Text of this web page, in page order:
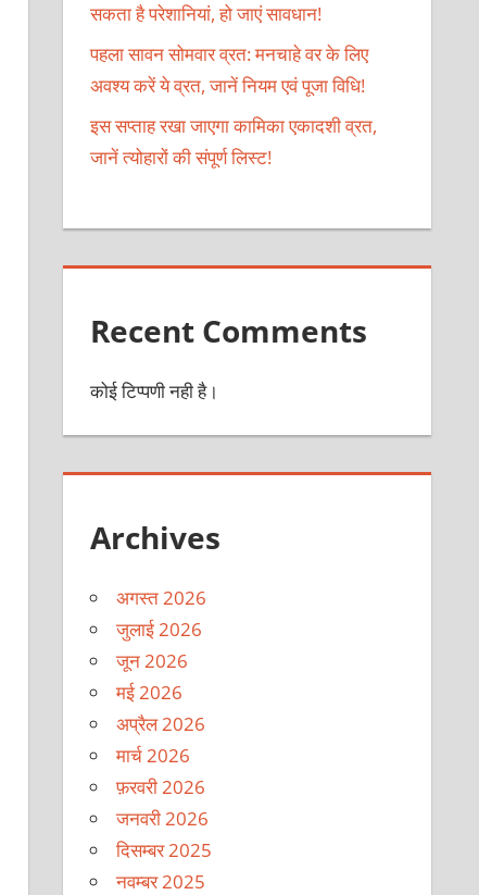
सकता है परेशानियां, हो जाएं सावधान!
पहला सावन सोमवार व्रत: मनचाहे वर के लिए
अवश्य करें ये व्रत, जानें नियम एवं पूजा विधि!
इस सप्ताह रखा जाएगा कामिका एकादशी व्रत,
जानें त्योहारों की संपूर्ण लिस्ट!
Recent Comments
कोई टिप्पणी नही है।
Archives
अगस्त 2026
जुलाई 2026
जून 2026
मई 2026
अप्रैल 2026
मार्च 2026
फ़रवरी 2026
जनवरी 2026
दिसम्बर 2025
नवम्बर 2025